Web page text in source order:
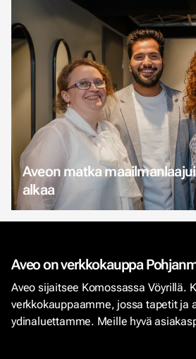
Aveon matka
alkaa
Aveo on verkkokauppa
Aveo sijaitsee Komossassa Vöyrillä.
verkkokauppaamme, jossa tapetit ja
ydinaluettamme. Meille hyvä